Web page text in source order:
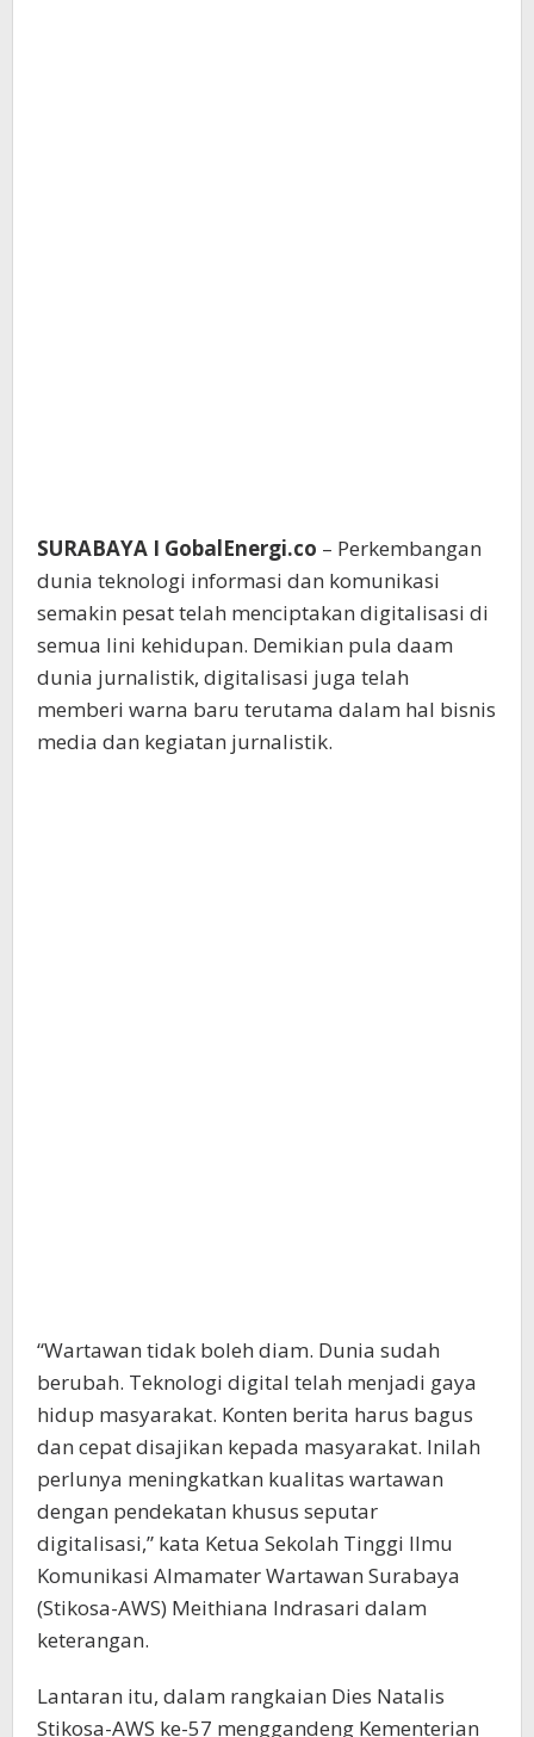
SURABAYA I GobalEnergi.co – Perkembangan
dunia teknologi informasi dan komunikasi
semakin pesat telah menciptakan digitalisasi di
semua lini kehidupan. Demikian pula daam
dunia jurnalistik, digitalisasi juga telah
memberi warna baru terutama dalam hal bisnis
media dan kegiatan jurnalistik.
“Wartawan tidak boleh diam. Dunia sudah
berubah. Teknologi digital telah menjadi gaya
hidup masyarakat. Konten berita harus bagus
dan cepat disajikan kepada masyarakat. Inilah
perlunya meningkatkan kualitas wartawan
dengan pendekatan khusus seputar
digitalisasi,” kata Ketua Sekolah Tinggi Ilmu
Komunikasi Almamater Wartawan Surabaya
(Stikosa-AWS) Meithiana Indrasari dalam
keterangan.
Lantaran itu, dalam rangkaian Dies Natalis
Stikosa-AWS ke-57 menggandeng Kementerian